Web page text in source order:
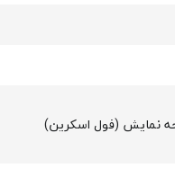
نمایش (فول اسکرین)